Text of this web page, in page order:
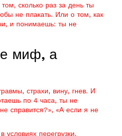
сколько раз за день ты
не плакать. Или о том, как
и понимаешь: ты не
миф, а
страхи, вину, гнев. И
по 4 часа, ты не
справится?», «А если я не
условиях перегрузки.